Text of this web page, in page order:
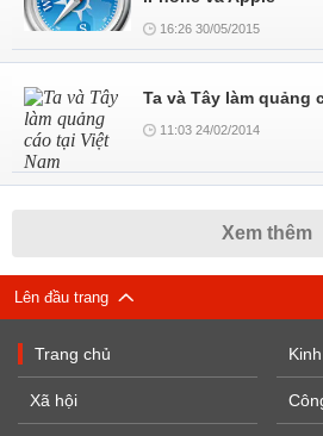
16:26 30/05/2015
Ta và Tây làm quảng
11:03 24/02/2014
Xem thêm
Lên đầu trang
Trang chủ
Xã hội